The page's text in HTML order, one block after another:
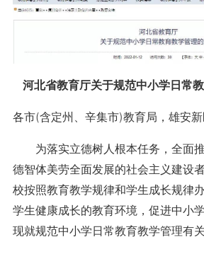
河北省教育厅关于规范中小学日常
各市(含定州、辛集市)教育局，雄安新
为落实立德树人根本任务，全面
德智体美劳全面发展的社会主义建设
校按照教育教学规律和学生成长规律
学生健康成长的教育环境，促进中小
现就规范中小学日常教育教学管理有